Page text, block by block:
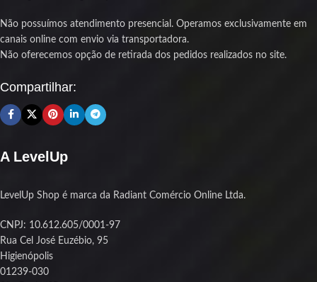
controle e aumentando a durabilidade
dos componentes. Projetada para ser
compatível com as principais
Não possuímos atendimento presencial. Operamos exclusivamente em
canais online com envio via transportadora.
Não oferecemos opção de retirada dos pedidos realizados no site.
Compartilhar:
A LevelUp
LevelUp Shop é marca da Radiant Comércio Online Ltda.
CNPJ: 10.612.605/0001-97
Rua Cel José Euzébio, 95
Higienópolis
01239-030